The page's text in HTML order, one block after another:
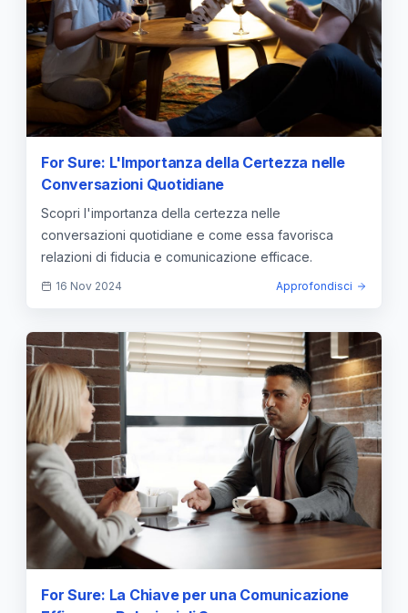
For Sure: L'Importanza della Certezza nelle
Conversazioni Quotidiane
Scopri l'importanza della certezza nelle
conversazioni quotidiane e come essa favorisca
relazioni di fiducia e comunicazione efficace.
16 Nov 2024 Approfondisci
For Sure: La Chiave per una Comunicazione